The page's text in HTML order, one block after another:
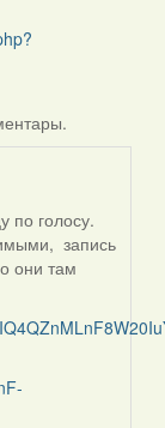
по голосу.
запись
они там